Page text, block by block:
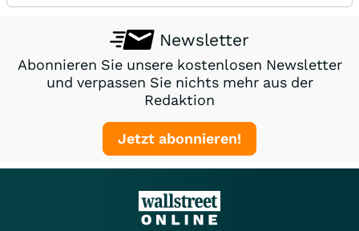
Newsletter
Abonnieren Sie unsere kostenlosen Newsletter
und verpassen Sie nichts mehr aus der
Redaktion
Jetzt abonnieren!